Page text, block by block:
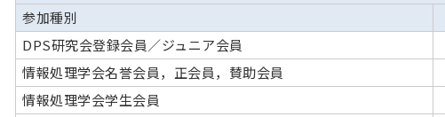
参加種別
DPS研究会登録会員／ジュニア会員
情報処理学会名誉会員，正会員，賛助会員
情報処理学会学生会員